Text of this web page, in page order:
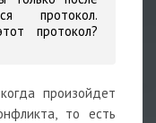
протокол.
протокол?
произойдет
то есть